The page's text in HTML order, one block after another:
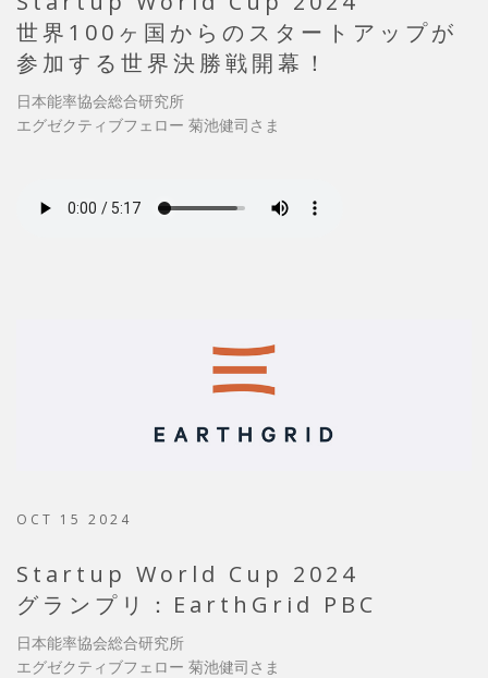
世界100ヶ国からのスタートアップが
参加する世界決勝戦開幕！
日本能率協会総合研究所
エグゼクティブフェロー 菊池健司さま
OCT 15 2024
Startup World Cup 2024
グランプリ：EarthGrid PBC
日本能率協会総合研究所
エグゼクティブフェロー 菊池健司さま